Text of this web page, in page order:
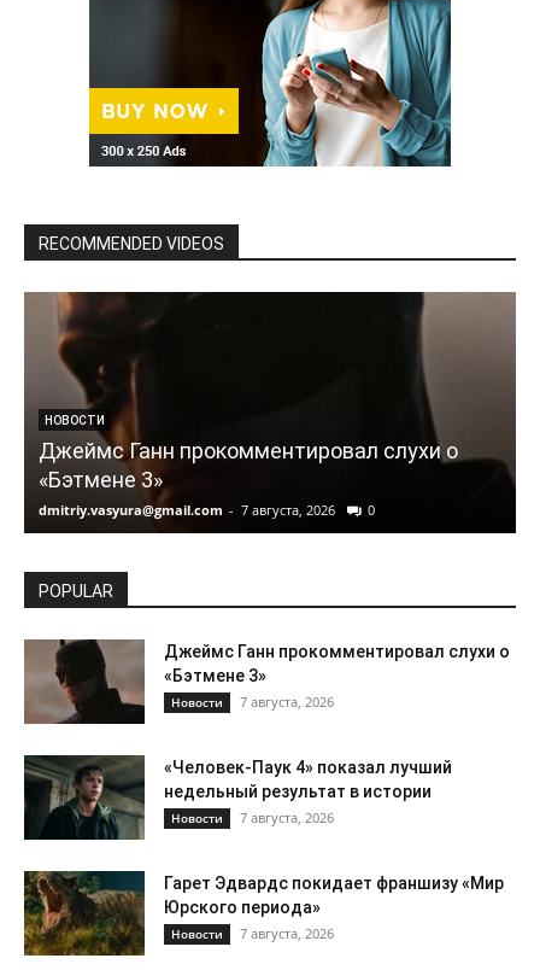
RECOMMENDED VIDEOS
НОВОСТИ
Джеймс Ганн прокомментировал слухи о
«Бэтмене 3»
dmitriy.vasyura@gmail.com - 7 августа, 2026 0
POPULAR
Джеймс Ганн прокомментировал слухи о
«Бэтмене 3»
Новости 7 августа, 2026
«Человек-Паук 4» показал лучший
недельный результат в истории
Новости 7 августа, 2026
Гарет Эдвардс покидает франшизу «Мир
Юрского периода»
Новости 7 августа, 2026